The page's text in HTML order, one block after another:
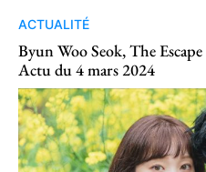
ACTUALITÉ
Byun Woo Seok, The
Actu du 4 mars 2024